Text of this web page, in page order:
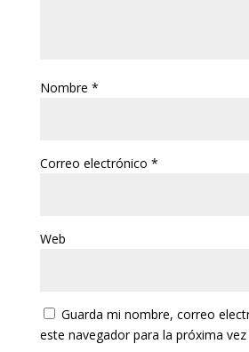
Nombre *
Correo electrónico *
Web
Guarda mi nombre, correo
este navegador para la próxima